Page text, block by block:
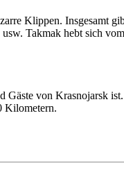
Klippen. Insgesamt
Takmak hebt sich
von Krasnojarsk
Kilometern.